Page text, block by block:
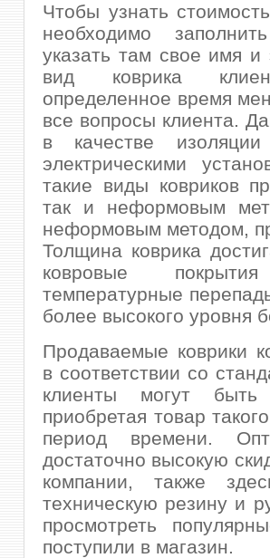
Чтобы узнать
необходимо
указать там свое имя и
вид коврика
определенное время
все вопросы клиента.
в качестве
электрическими
такие виды ковриков
так и неформовым
неформовым методом,
Толщина коврика
ковровые
температурные
более высокого уровня
Продаваемые коврики
в соответствии со
клиенты могут
приобретая товар
период времени.
достаточно высокую
компании, также
техническую резину и
просмотреть
поступили в магазин.